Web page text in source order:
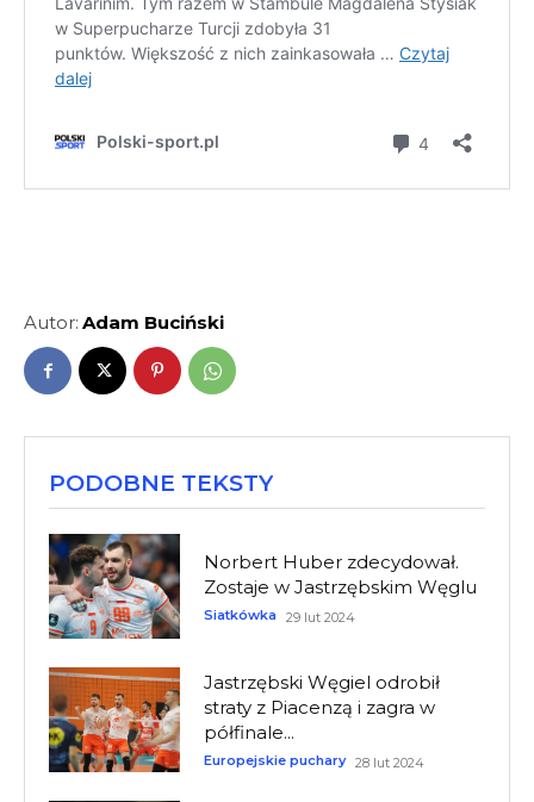
Autor: Adam Buciński
PODOBNE TEKSTY
Norbert Huber zdecydował.
Zostaje w Jastrzębskim Węglu
Siatkówka 29 lut 2024
Jastrzębski Węgiel odrobił
straty z Piacenzą i zagra w
półfinale...
Europejskie puchary 28 lut 2024